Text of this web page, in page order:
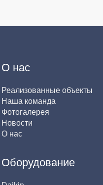
О нас
Реализованные объекты
Наша команда
Фотогалерея
Новости
О нас
Оборудование